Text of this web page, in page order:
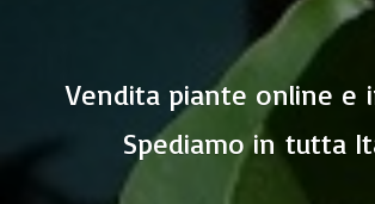
Vendita piante online e
Spediamo in tutta